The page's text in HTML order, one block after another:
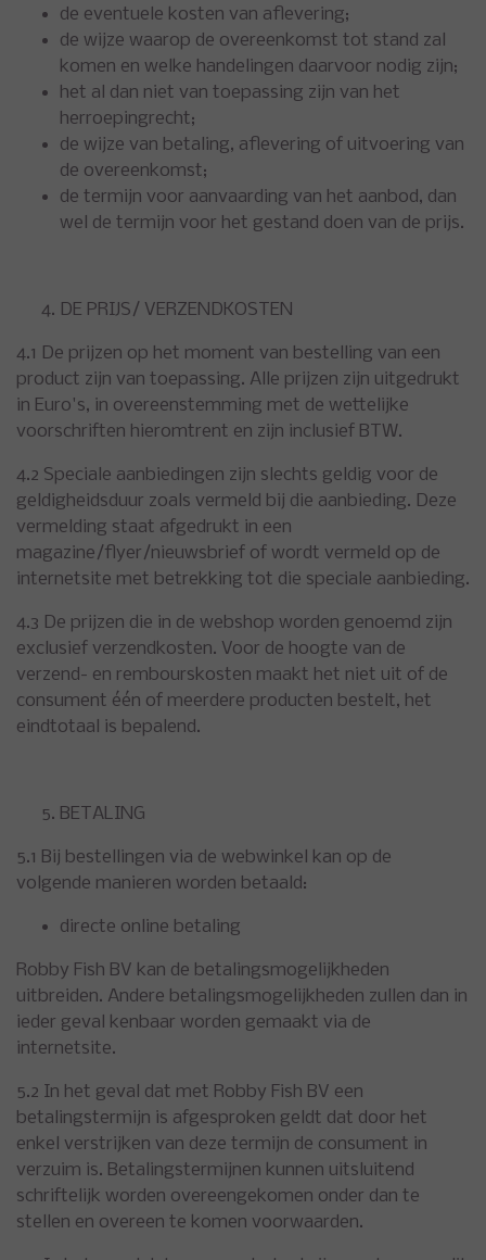
de eventuele kosten van aflevering;
de wijze waarop de overeenkomst tot stand zal
komen en welke handelingen daarvoor nodig zijn;
het al dan niet van toepassing zijn van het
herroepingrecht;
de wijze van betaling, aflevering of uitvoering van
de overeenkomst;
de termijn voor aanvaarding van het aanbod, dan
wel de termijn voor het gestand doen van de prijs.
DE PRIJS/ VERZENDKOSTEN
4.1 De prijzen op het moment van bestelling van een
product zijn van toepassing. Alle prijzen zijn uitgedrukt
in Euro's, in overeenstemming met de wettelijke
voorschriften hieromtrent en zijn inclusief BTW.
4.2 Speciale aanbiedingen zijn slechts geldig voor de
geldigheidsduur zoals vermeld bij die aanbieding. Deze
vermelding staat afgedrukt in een
magazine/flyer/nieuwsbrief of wordt vermeld op de
internetsite met betrekking tot die speciale aanbieding.
4.3 De prijzen die in de webshop worden genoemd zijn
exclusief verzendkosten. Voor de hoogte van de
verzend- en rembourskosten maakt het niet uit of de
consument één of meerdere producten bestelt, het
eindtotaal is bepalend.
BETALING
5.1 Bij bestellingen via de webwinkel kan op de
volgende manieren worden betaald:
directe online betaling
Robby Fish BV kan de betalingsmogelijkheden
uitbreiden. Andere betalingsmogelijkheden zullen dan in
ieder geval kenbaar worden gemaakt via de
internetsite.
5.2 In het geval dat met Robby Fish BV een
betalingstermijn is afgesproken geldt dat door het
enkel verstrijken van deze termijn de consument in
verzuim is. Betalingstermijnen kunnen uitsluitend
schriftelijk worden overeengekomen onder dan te
stellen en overeen te komen voorwaarden.